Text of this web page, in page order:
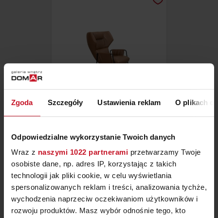
Zgoda Szczegóły Ustawienia reklam O plikach
Odpowiedzialne wykorzystanie Twoich danych
Wraz z naszymi 1022 partnerami przetwarzamy Twoje
osobiste dane, np. adres IP, korzystając z takich
technologii jak pliki cookie, w celu wyświetlania
spersonalizowanych reklam i treści, analizowania tychże,
wychodzenia naprzeciw oczekiwaniom użytkowników i
rozwoju produktów. Masz wybór odnośnie tego, kto